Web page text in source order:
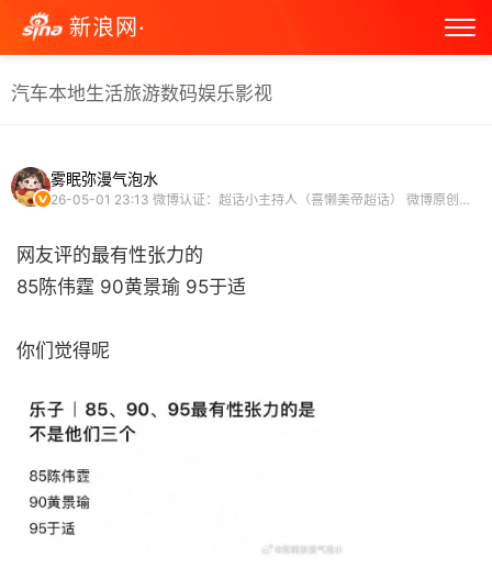
新浪网·
汽车本地生活旅游数码娱乐影视
雾眠弥漫气泡水
26-05-01 23:13 微博认证：超话小主持人（喜懒美帝超话） 微博原创视频博主
网友评的最有性张力的
85陈伟霆 90黄景瑜 95于适
你们觉得呢 ​